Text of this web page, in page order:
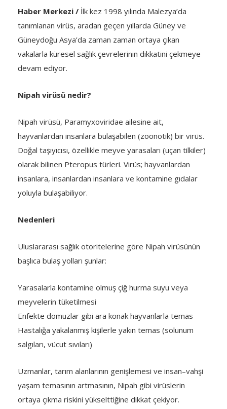
Haber Merkezi / İlk kez 1998 yılında Malezya’da
tanımlanan virüs, aradan geçen yıllarda Güney ve
Güneydoğu Asya’da zaman zaman ortaya çıkan
vakalarla küresel sağlık çevrelerinin dikkatini çekmeye
devam ediyor.
Nipah virüsü nedir?
Nipah virüsü, Paramyxoviridae ailesine ait,
hayvanlardan insanlara bulaşabilen (zoonotik) bir virüs.
Doğal taşıyıcısı, özellikle meyve yarasaları (uçan tilkiler)
olarak bilinen Pteropus türleri. Virüs; hayvanlardan
insanlara, insanlardan insanlara ve kontamine gıdalar
yoluyla bulaşabiliyor.
Nedenleri
Uluslararası sağlık otoritelerine göre Nipah virüsünün
başlıca bulaş yolları şunlar:
Yarasalarla kontamine olmuş çiğ hurma suyu veya
meyvelerin tüketilmesi
Enfekte domuzlar gibi ara konak hayvanlarla temas
Hastalığa yakalanmış kişilerle yakın temas (solunum
salgıları, vücut sıvıları)
Uzmanlar, tarım alanlarının genişlemesi ve insan–vahşi
yaşam temasının artmasının, Nipah gibi virüslerin
ortaya çıkma riskini yükselttiğine dikkat çekiyor.